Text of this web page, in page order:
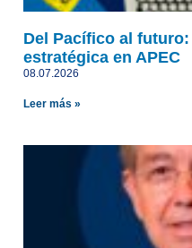
Del Pacífico al
estratégica en APEC
08.07.2026
Leer más »